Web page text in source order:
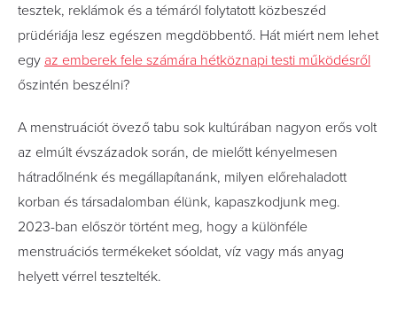
tesztek, reklámok és a témáról folytatott közbeszéd
prüdériája lesz egészen megdöbbentő. Hát miért nem lehet
egy az emberek fele számára hétköznapi testi működésről
őszintén beszélni?
A menstruációt övező tabu sok kultúrában nagyon erős volt
az elmúlt évszázadok során, de mielőtt kényelmesen
hátradőlnénk és megállapítanánk, milyen előrehaladott
korban és társadalomban élünk, kapaszkodjunk meg.
2023-ban először történt meg, hogy a különféle
menstruációs termékeket sóoldat, víz vagy más anyag
helyett vérrel tesztelték.